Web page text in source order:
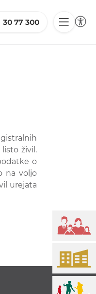
30 77 300
živil.
o
na voljo
urejata